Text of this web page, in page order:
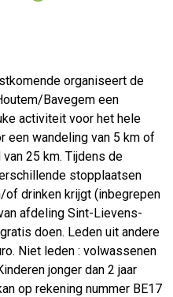
organiseert de
Bavegem een
activiteit voor het hele
een wandeling van 5 km of
25 km. Tijdens de
stopplaatsen
drinken krijgt (inbegrepen
afdeling Sint-Lievens-
doen. Leden uit andere
Niet leden : volwassenen
jonger dan 2 jaar
op rekening nummer BE17